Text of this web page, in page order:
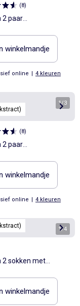
(8)
2 paar
met
(ekstract)
winkelmandje
online | 4 kleuren
1/3
(8)
2 paar
met
(ekstract)
winkelmandje
online | 4 kleuren
1/4
2 sokken met
- (ekstract)
winkelmandje